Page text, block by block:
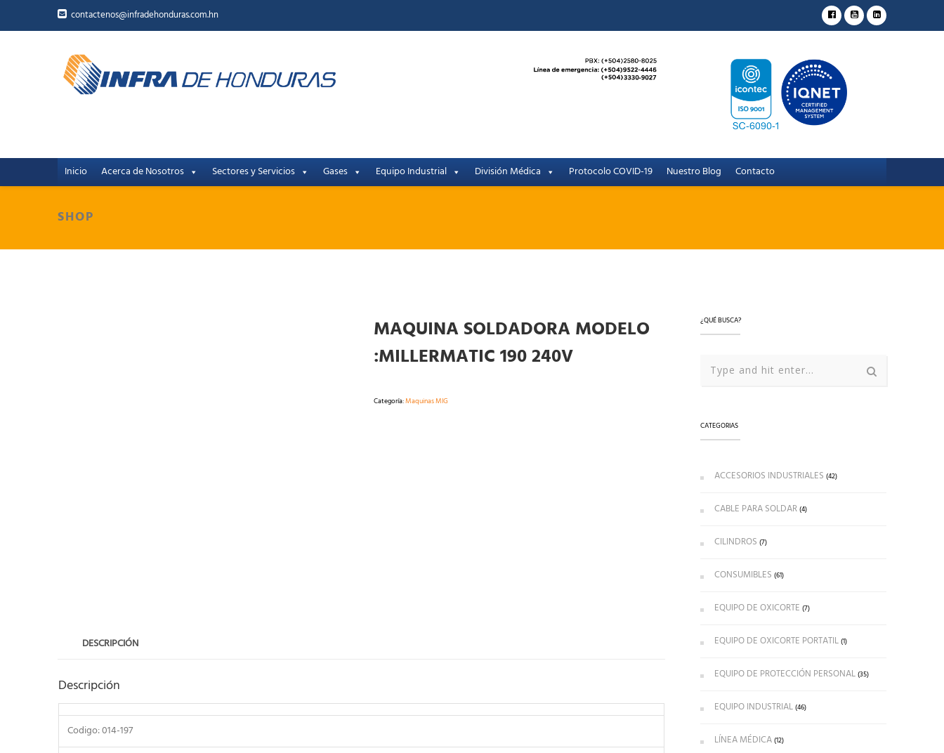
contactenos@infradehonduras.com.hn
Inicio Acerca de Nosotros Sectores y Servicios Gases Equipo Industrial División Médica Protocolo COVID-19 Nuestro Blog Contacto
SHOP
MAQUINA SOLDADORA MODELO
:MILLERMATIC 190 240V
Categoría:Maquinas MIG
DESCRIPCIÓN
Descripción
Codigo: 014-197
¿QUÉ BUSCA?
CATEGORIAS
ACCESORIOS INDUSTRIALES (42)
CABLE PARA SOLDAR(4)
CILINDROS (7)
CONSUMIBLES (61)
EQUIPO DE OXICORTE (7)
EQUIPO DE OXICORTE PORTATIL(1)
EQUIPO DE PROTECCIÓN PERSONAL(35)
EQUIPO INDUSTRIAL(46)
LÍNEA MÉDICA(12)